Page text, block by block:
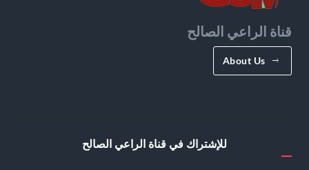
قناة الراعي الصالح
About Us
للإشتراك في قناة الراعي الصالح